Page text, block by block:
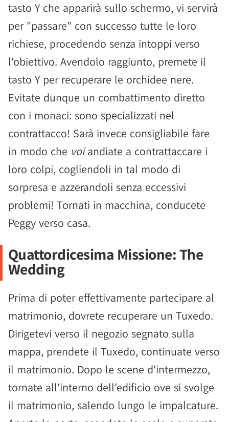
tasto Y che apparirà sullo schermo, vi servirà
per "passare" con successo tutte le loro
richiese, procedendo senza intoppi verso
l'obiettivo. Avendolo raggiunto, premete il
tasto Y per recuperare le orchidee nere.
Evitate dunque un combattimento diretto
con i monaci: sono specializzati nel
contrattacco! Sarà invece consigliabile fare
in modo che voiandiate a contrattaccare i
loro colpi, cogliendoli in tal modo di
sorpresa e azzerandoli senza eccessivi
problemi! Tornati in macchina, conducete
Peggy verso casa.
Quattordicesima Missione: The
Wedding
Prima di poter effettivamente partecipare al
matrimonio, dovrete recuperare un Tuxedo.
Dirigetevi verso il negozio segnato sulla
mappa, prendete il Tuxedo, continuate verso
il matrimonio. Dopo le scene d'intermezzo,
tornate all'interno dell'edificio ove si svolge
il matrimonio, salendo lungo le impalcature.